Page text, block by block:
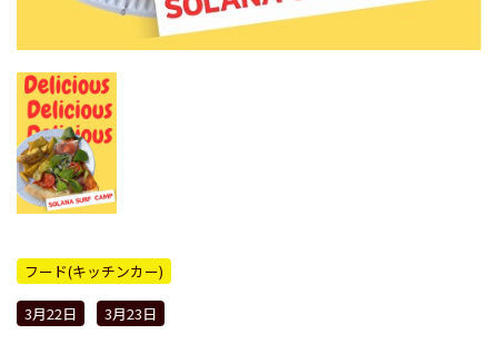
フード(キッチンカー)
3月22日
3月23日